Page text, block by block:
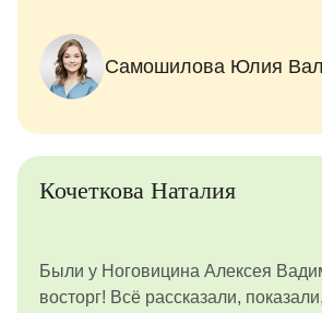
Самошилова Юлия
Кочеткова Наталия
Были у Ноговицина Алексея
восторг! Всё рассказали,